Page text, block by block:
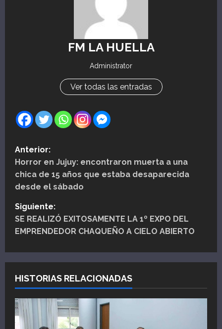
FM LA HUELLA
Administrator
Ver todas las entradas
N
a
v
e
g
a
c
i
ó
Anterior:
Horror en Jujuy: encontraron muerta a una
chica de 15 años que estaba desaparecida
desde el sábado
Siguiente:
SE REALIZÓ EXITOSAMENTE LA 1º EXPO DEL
EMPRENDEDOR CHAQUEÑO A CIELO ABIERTO
HISTORIAS RELACIONADAS